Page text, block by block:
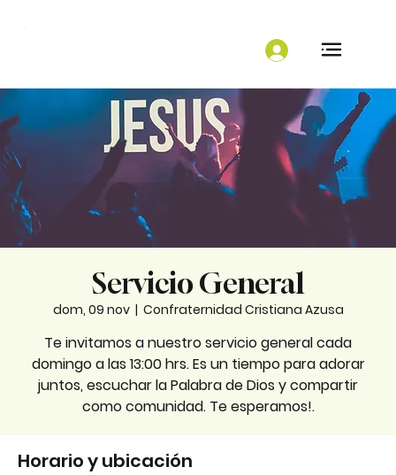
Servicio General
dom, 09 nov
  |
Confraternidad Cristiana Azusa
Te invitamos a nuestro servicio general cada
domingo a las 13:00 hrs. Es un tiempo para adorar
juntos, escuchar la Palabra de Dios y compartir
como comunidad. Te esperamos!.
Horario y ubicación